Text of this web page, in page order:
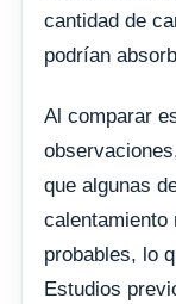
cantidad de
podrían
Al comparar
que algunas
calentamiento
probables, lo
Estudios